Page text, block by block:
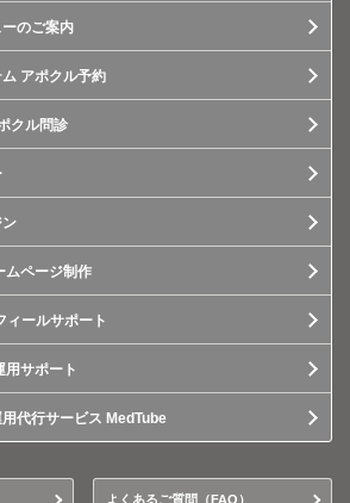
ーのご案内
アポクル予約
クル問診
ムページ制作
ィールサポート
用サポート
代行サービス MedTube
よくあるご質問（FAQ）